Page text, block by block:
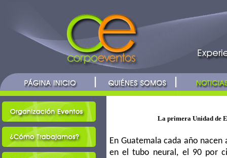
La primera Unidad de
En Guatemala cada año
en el tubo neural, el 90 por